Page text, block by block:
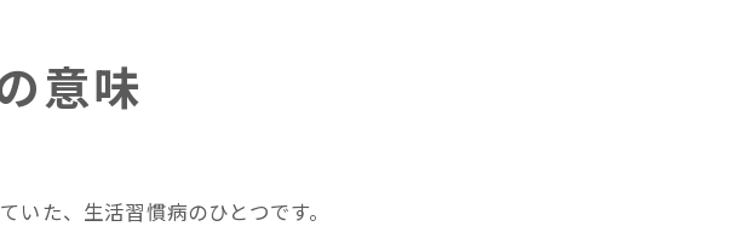
意味
た、生活習慣病のひとつです。